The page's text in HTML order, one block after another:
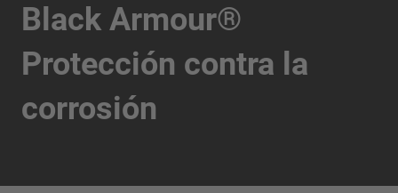
Black Armour®
Protección contra la
corrosión